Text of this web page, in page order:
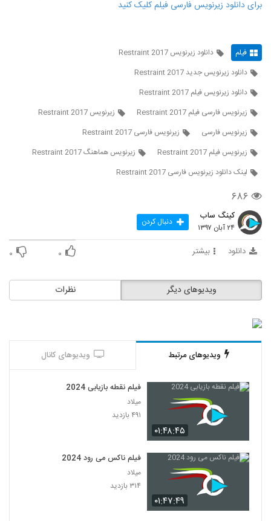
برای دانلود زیرنویس فارسی فیلم کلیک کنید
فیلم
دانلود زیرنویس Restraint 2017
دانلود زیرنویس جدید Restraint 2017
دانلود زیرنویس فیلم Restraint 2017
زيرنويس فارسی فيلم Restraint 2017
زیرنویس Restraint 2017
زیرنویس فارسی
زیرنویس فارسی Restraint 2017
زیرنویس فیلم Restraint 2017
زیرنویس هماهنگ Restraint 2017
لينک دانلود زيرنويس فارسی Restraint 2017
۶۸۶
کینگ ساب
۲۴ آبان ۱۳۹۷ دنبال کردن
دانلود بیشتر ۰ ۰
نظرات ویدیوهای دیگر
ویدیوهای مرتبط ویدیوهای کانال
۰۱:۴۸:۴۵
فیلم نقطه بازیابی 2024
میلاد
۴۹۱ بازدید
۰۱:۴۷:۴۹
فیلم ناکس می رود 2024
میلاد
۳۱۴ بازدید